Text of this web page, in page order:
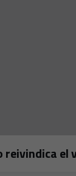
reivindica el